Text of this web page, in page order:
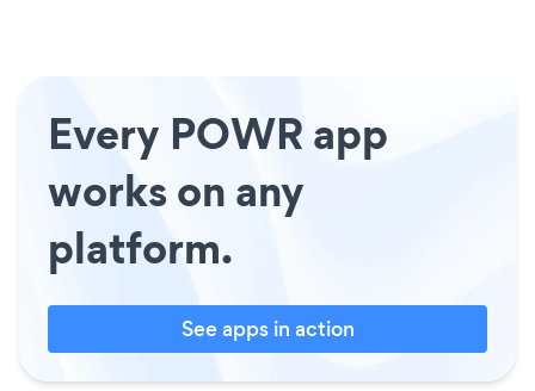
Every POWR app
works on any
platform.
See apps in action